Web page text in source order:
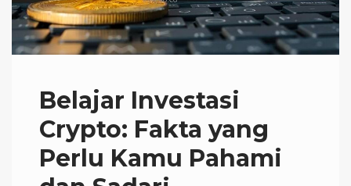
Belajar Investasi
Crypto: Fakta yang
Perlu Kamu Pahami